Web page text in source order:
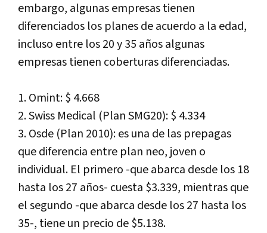
embargo, algunas empresas tienen
diferenciados los planes de acuerdo a la edad,
incluso entre los 20 y 35 años algunas
empresas tienen coberturas diferenciadas.
1. Omint: $ 4.668
2. Swiss Medical (Plan SMG20): $ 4.334
3. Osde (Plan 2010): es una de las prepagas
que diferencia entre plan neo, joven o
individual. El primero -que abarca desde los 18
hasta los 27 años- cuesta $3.339, mientras que
el segundo -que abarca desde los 27 hasta los
35-, tiene un precio de $5.138.